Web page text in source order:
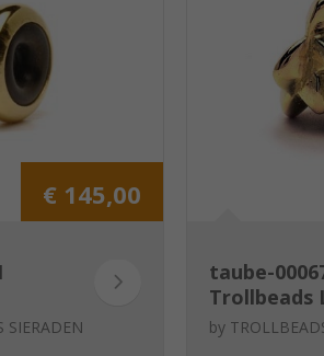
€ 145,00
SIERADEN
taube-
Trollbeads
Goud
by